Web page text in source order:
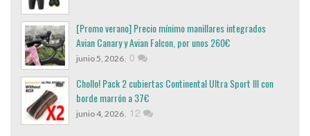
[Promo verano] Precio mínimo manillares integrados
Avian Canary y Avian Falcon, por unos 260€
junio 5, 2026, 0
Chollo! Pack 2 cubiertas Continental Ultra Sport III con
borde marrón a 37€
junio 4, 2026, 12